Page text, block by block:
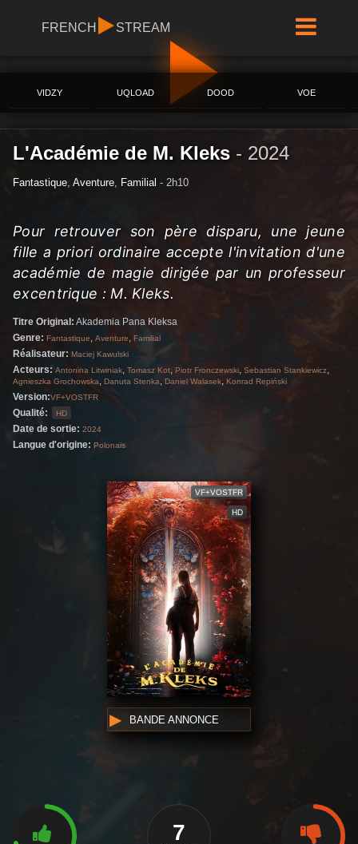
FRENCH STREAM
VIDZY UQLOAD DOOD VOE
L'Académie de M. Kleks - 2024
Fantastique, Aventure, Familial - 2h10
Pour retrouver son père disparu, une jeune
fille a priori ordinaire accepte l'invitation d'une
académie de magie dirigée par un professeur
excentrique : M. Kleks.
Titre Original: Akademia Pana Kleksa
Genre: Fantastique, Aventure, Familial
Réalisateur: Maciej Kawulski
Acteurs: Antonina Litwiniak, Tomasz Kot, Piotr Fronczewski, Sebastian Stankiewicz,
Agnieszka Grochowska, Danuta Stenka, Daniel Walasek, Konrad Repiński
Version:VF+VOSTFR
Qualité: HD
Date de sortie: 2024
Langue d'origine: Polonais
VF+VOSTFR
HD
BANDE ANNONCE
7